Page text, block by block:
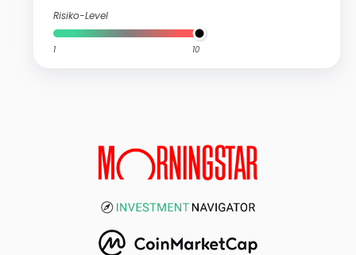
Risiko-Level
1 10